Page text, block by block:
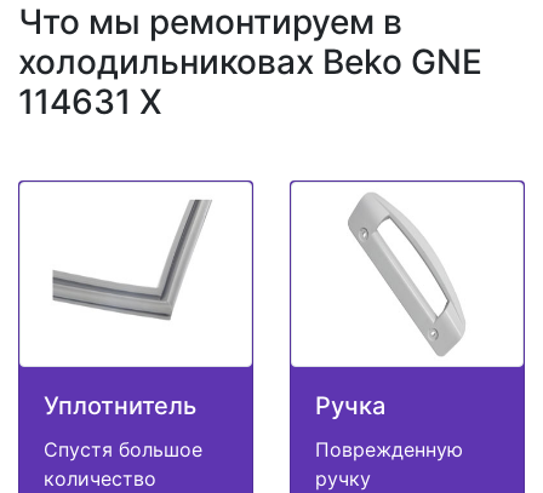
Что мы ремонтируем в
холодильниковах Beko GNE
114631 X
Уплотнитель
Спустя большое
количество
Ручка
Поврежденную
ручку